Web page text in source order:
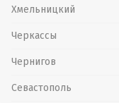
Хмельницкий
Черкассы
Чернигов
Севастополь